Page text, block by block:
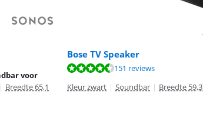
op 154 reviews.
voor
| Breedte 65,1
Bose TV Speaker
op 151 reviews.
151 reviews
Kleur zwart | Soundbar | Breedte